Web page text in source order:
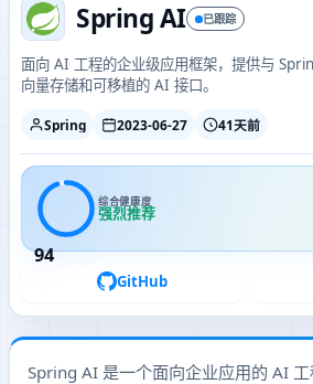
Spring AI 已跟踪
面向 AI 工程的企业级应用框架，提供与
向量存储和可移植的 AI 接口。
Spring 2023-06-27 41天前
94
综合健康度
强烈推荐
GitHub
Spring AI 是一个面向企业应用的 AI